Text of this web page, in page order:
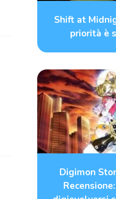
Shift at
priorità è
Digimon